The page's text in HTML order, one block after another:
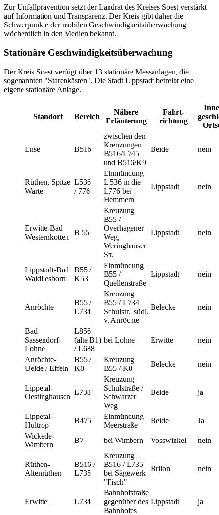
Zur Unfallprävention setzt der Landrat des Kreises Soest verstärkt
auf Information und Transparenz. Der Kreis gibt daher die
Schwerpunkte der mobilen Geschwindigkeitsüberwachung
wöchentlich in den Medien bekannt.
Stationäre Geschwindigkeitsüberwachung
Der Kreis Soest verfügt über 13 stationäre Messanlagen, die
sogenannten "Starenkästen". Die Stadt Lippstadt betreibt eine
eigene stationäre Anlage.
Standort Bereich
Nähere
Erläuterung
Fahrt­
richtung
Ense B516
zwischen den
Kreuzungen
B516/L745
und B516/K9
Beide nein
Rüthen, Spitze
Warte
L536
/ 776
Einmündung
L 536 in die
L776 bei
Hemmern
Lippstadt nein
Erwitte-Bad
Westernkotten
B 55
Kreuzung
B55 /
Overhagener
Weg,
Weringhauser
Str.
Lippstadt nein
Lippstadt-Bad
Waldliesborn
B55 /
K53
Einmündung
B55 /
Quellenstraße
Lippstadt nein
Anröchte
B55 /
L734
Kreuzung
B55 / L734
Schulstr., südl.
v. Anröchte
Belecke nein
Bad
Sassendorf-
Lohne
L856
(alte B1)
/ L688
bei Lohne Erwitte nein
Anröchte-
Uelde / Effeln
B55 /
K8
Kreuzung
B55 / K8
Belecke nein
Lippetal-
Oestinghausen
L738
Kreuzung
Schulstraße /
Schwarzer
Weg
Beide ja
Lippetal-
Hultrop
B475
Einmündung
Meerstraße
Beide
Ja
Wickede-
Wimbern
B7 bei Wimbern Vosswinkel nein
Rüthen-
Altenrüthen
B516 /
L735
Kreuzung
B516 / L735
bei Sägewerk
"Fisch"
Brilon nein
Erwitte L734
Bahnhofstraße
gegenüber des
Bahnhofes
Lippstadt ja